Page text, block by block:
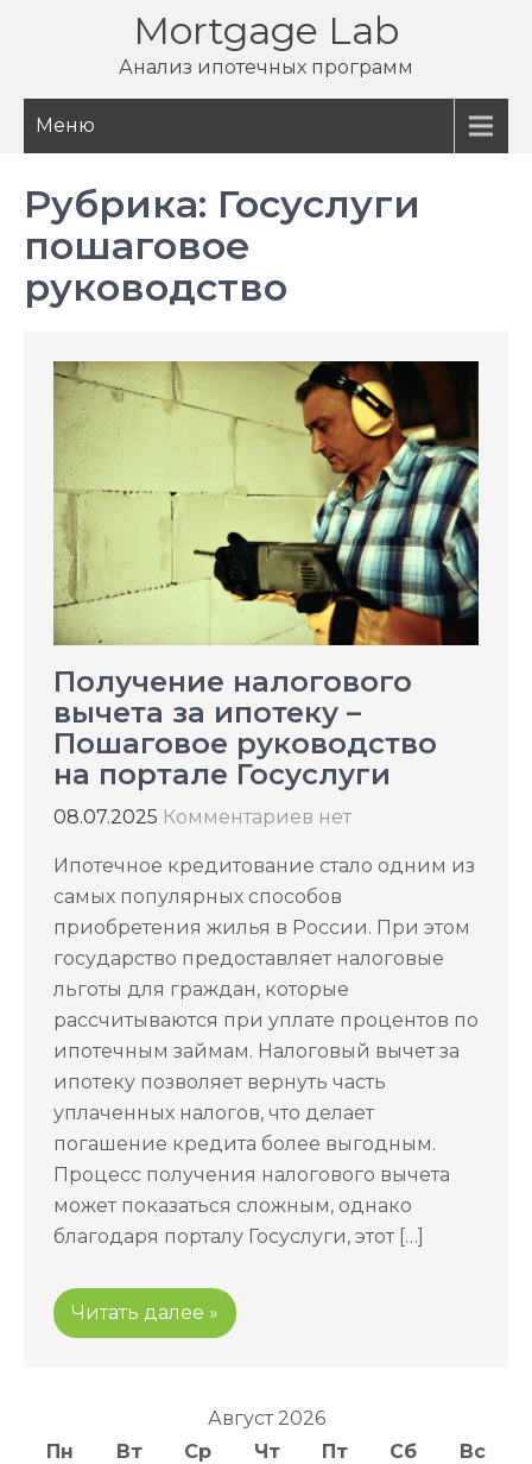
содержимому
Mortgage Lab
Анализ ипотечных программ
Меню
Рубрика: Госуслуги
пошаговое
руководство
Получение налогового
вычета за ипотеку –
Пошаговое руководство
на портале Госуслуги
08.07.2025 Комментариев нет
Ипотечное кредитование стало одним из
самых популярных способов
приобретения жилья в России. При этом
государство предоставляет налоговые
льготы для граждан, которые
рассчитываются при уплате процентов по
ипотечным займам. Налоговый вычет за
ипотеку позволяет вернуть часть
уплаченных налогов, что делает
погашение кредита более выгодным.
Процесс получения налогового вычета
может показаться сложным, однако
благодаря порталу Госуслуги, этот […]
Читать далее »
Август 2026
Пн
Вт Ср Чт Пт Сб
Вс